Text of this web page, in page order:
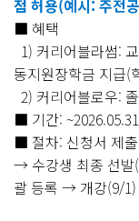
점 허용(예시: 주전
■ 혜택
1) 커리어블라썸:
동지원장학금 지급(
2) 커리어블로우:
■ 기간:
■ 절차: 신청서 제
→ 수강생 최종 선발
괄 등록 → 개강(9/1)